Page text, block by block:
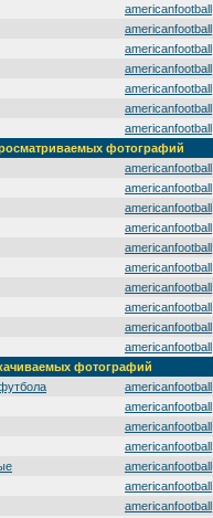
americanfootball
americanfootball
americanfootball
americanfootball
americanfootball
americanfootball
americanfootball
фотографий
americanfootball
americanfootball
americanfootball
americanfootball
americanfootball
americanfootball
americanfootball
americanfootball
americanfootball
americanfootball
фотографий
americanfootball
americanfootball
americanfootball
americanfootball
americanfootball
americanfootball
americanfootball